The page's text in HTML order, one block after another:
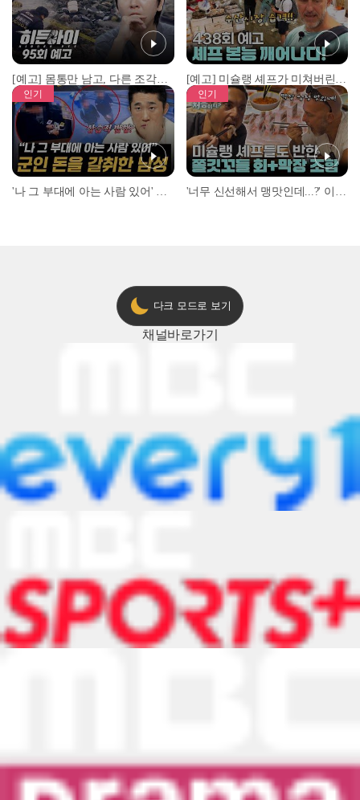
[예고] 몸통만 남고, 다른 조각은 어디에..? 시화호에서 드러난 충격적인 토막 살인사건! [예고] 미슐랭 셰프가 미쳐버린 이유! 본능이 깨어난 사건은?
인기 인기
다크 모드로 보기
채널바로가기